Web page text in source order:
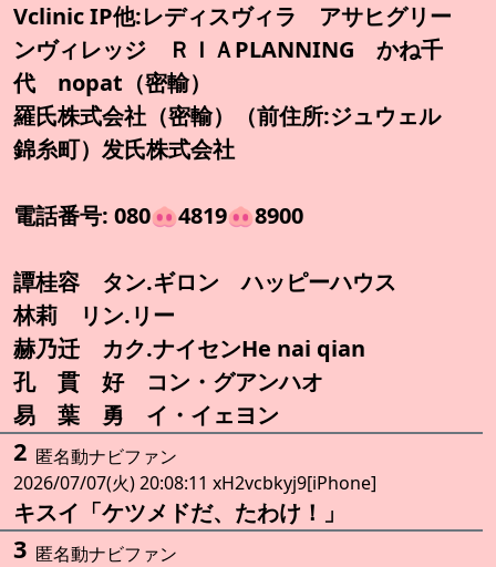
Vclinic IP他:レディスヴィラ アサヒグリー
ンヴィレッジ ＲＩＡPLANNING かね千
代 nopat（密輸）
羅氏株式会社（密輸）（前住所:ジュウェル
錦糸町）发氏株式会社
電話番号: 080🐽4819🐽8900
譚桂容 タン.ギロン ハッピーハウス
林莉 リン.リー
赫乃迁 カク.ナイセンHe nai qian
孔 貫 好 コン・グアンハオ
易 葉 勇 イ・イェヨン
2 匿名動ナビファン
2026/07/07(火) 20:08:11 xH2vcbkyj9[iPhone]
キスイ「ケツメドだ、たわけ！」
3 匿名動ナビファン